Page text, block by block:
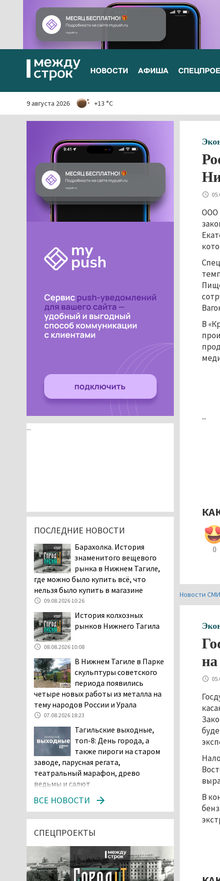
НОВОСТИ АФИША
9 августа 2026 +13 °C
ООО
В
...
0
Новости
В
...
ПОСЛЕДНИЕ НОВОСТИ
Барахолка. История
знаменитого вещевого
рынка в Нижнем Тагиле,
где можно было купить всё, что
нельзя было купить в магазине
09.08.2026 10:26
История колхозных
рынков Нижнего Тагила
08.08.2026 10:08
В Нижнем Тагиле в Парке
скульптуры советского
периода появились
четыре новых работы из металла на
тему народов России и Урала
07.08.2026 18:23
Тагильские выходные,
топ-8: День города, а
также пироги на старом
заводе, парусная регата,
театральный марафон, древо
ведьмы и салют
оставил без изменений
наказание водителю,
наркотического опьянения
07.08.2026 15:35
Пять человек погибли в
ВСЕ НОВОСТИ
СПЕЦПРОЕКТЫ